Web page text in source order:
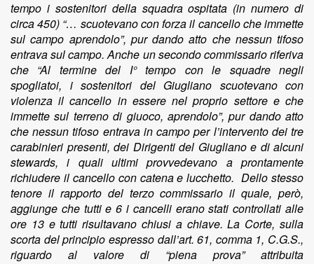
tempo i sostenitori della squadra ospitata (in numero di
circa 450) “… scuotevano con forza il cancello che immette
sul campo aprendolo”, pur dando atto che nessun tifoso
entrava sul campo. Anche un secondo commissario riferiva
che “Al termine del I° tempo con le squadre negli
spogliatoi, i sostenitori del Giugliano scuotevano con
violenza il cancello in essere nel proprio settore e che
immette sul terreno di giuoco, aprendolo”, pur dando atto
che nessun tifoso entrava in campo per l’intervento dei tre
carabinieri presenti, dei Dirigenti del Giugliano e di alcuni
stewards, i quali ultimi provvedevano a prontamente
richiudere il cancello con catena e lucchetto. Dello stesso
tenore il rapporto del terzo commissario il quale, però,
aggiunge che tutti e 6 i cancelli erano stati controllati alle
ore 13 e tutti risultavano chiusi a chiave. La Corte, sulla
scorta del principio espresso dall’art. 61, comma 1, C.G.S.,
riguardo al valore di “piena prova” attribuita